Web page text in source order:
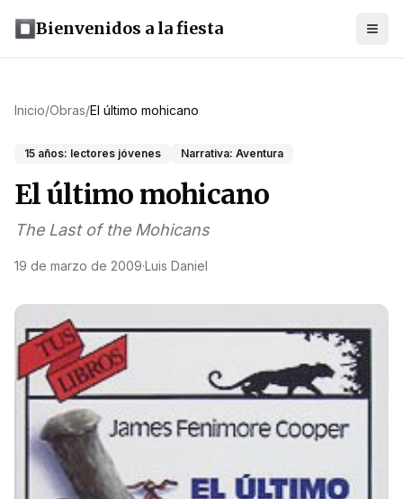
Bienvenidos a la fiesta
Inicio/Obras/El último mohicano
15 años: lectores jóvenes Narrativa: Aventura
El último mohicano
The Last of the Mohicans
19 de marzo de 2009·Luis Daniel